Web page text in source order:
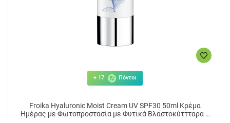
+ 17 Πόντοι
Froika Hyaluronic Moist Cream UV SPF30 50ml Κρέμα
Ημέρας με Φωτοπροστασία με Φυτικά Βλαστοκύττταρα &